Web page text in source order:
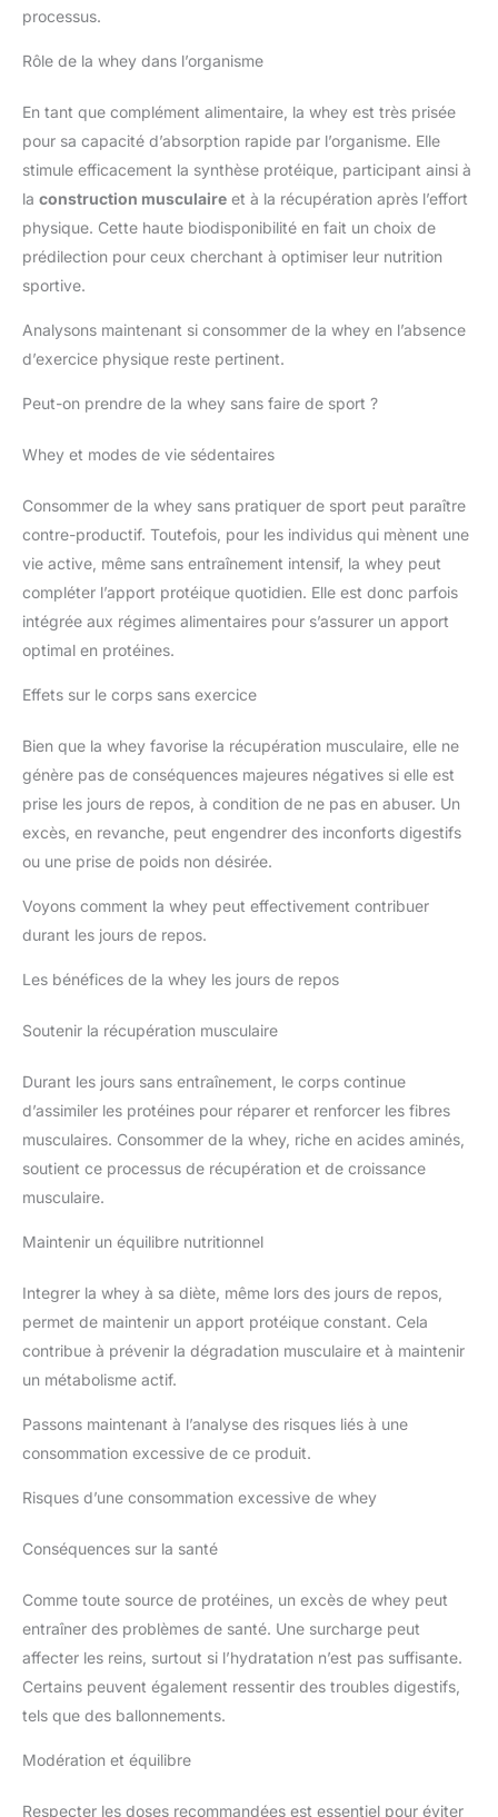
processus.
Rôle de la whey dans l’organisme
En tant que complément alimentaire, la whey est très prisée
pour sa capacité d’absorption rapide par l’organisme. Elle
stimule efficacement la synthèse protéique, participant ainsi à
la construction musculaire et à la récupération après l’effort
physique. Cette haute biodisponibilité en fait un choix de
prédilection pour ceux cherchant à optimiser leur nutrition
sportive.
Analysons maintenant si consommer de la whey en l’absence
d’exercice physique reste pertinent.
Peut-on prendre de la whey sans faire de sport ?
Whey et modes de vie sédentaires
Consommer de la whey sans pratiquer de sport peut paraître
contre-productif. Toutefois, pour les individus qui mènent une
vie active, même sans entraînement intensif, la whey peut
compléter l’apport protéique quotidien. Elle est donc parfois
intégrée aux régimes alimentaires pour s’assurer un apport
optimal en protéines.
Effets sur le corps sans exercice
Bien que la whey favorise la récupération musculaire, elle ne
génère pas de conséquences majeures négatives si elle est
prise les jours de repos, à condition de ne pas en abuser. Un
excès, en revanche, peut engendrer des inconforts digestifs
ou une prise de poids non désirée.
Voyons comment la whey peut effectivement contribuer
durant les jours de repos.
Les bénéfices de la whey les jours de repos
Soutenir la récupération musculaire
Durant les jours sans entraînement, le corps continue
d’assimiler les protéines pour réparer et renforcer les fibres
musculaires. Consommer de la whey, riche en acides aminés,
soutient ce processus de récupération et de croissance
musculaire.
Maintenir un équilibre nutritionnel
Integrer la whey à sa diète, même lors des jours de repos,
permet de maintenir un apport protéique constant. Cela
contribue à prévenir la dégradation musculaire et à maintenir
un métabolisme actif.
Passons maintenant à l’analyse des risques liés à une
consommation excessive de ce produit.
Risques d’une consommation excessive de whey
Conséquences sur la santé
Comme toute source de protéines, un excès de whey peut
entraîner des problèmes de santé. Une surcharge peut
affecter les reins, surtout si l’hydratation n’est pas suffisante.
Certains peuvent également ressentir des troubles digestifs,
tels que des ballonnements.
Modération et équilibre
Respecter les doses recommandées est essentiel pour éviter